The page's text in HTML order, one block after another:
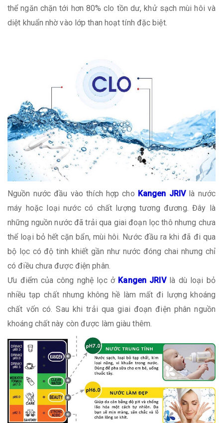
thể ngăn chặn tới hơn 80% clo tồn dư, khử sạch mùi hôi và
diệt khuẩn nhờ vào lớp than hoạt tính đặc biệt.
Nguồn nước đầu vào thích hợp cho Kangen JRIV là nước
máy hoặc loại nước có chất lượng tương đương. Đây là
những nguồn nước đã trải qua giai đoạn lọc thô nhưng chưa
thể loại bỏ hết cặn bẩn, mùi hôi. Nước đầu ra khi đã đi qua
bộ lọc có độ tinh khiết gần như nước đóng chai nhưng chỉ
có điều chưa được điện phân.
Ưu điểm của công nghệ lọc ở Kangen JRIVlà dù loại bỏ
nhiều tạp chất nhưng không hề làm mất đi lượng khoáng
chất vốn có. Sau khi trải qua giai đoạn điện phân nguồn
khoáng chất này còn được làm giàu thêm.